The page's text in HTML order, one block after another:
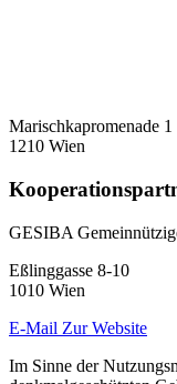
Marischkapromenade 1
1210 Wien
GESIBA
Eßlinggasse 8-10
1010 Wien
E-Mail Zur Website
Im Sinne der